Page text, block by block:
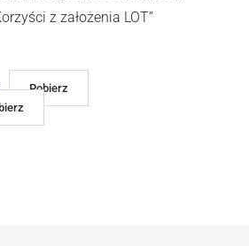
z założenia LOT”
Pobierz